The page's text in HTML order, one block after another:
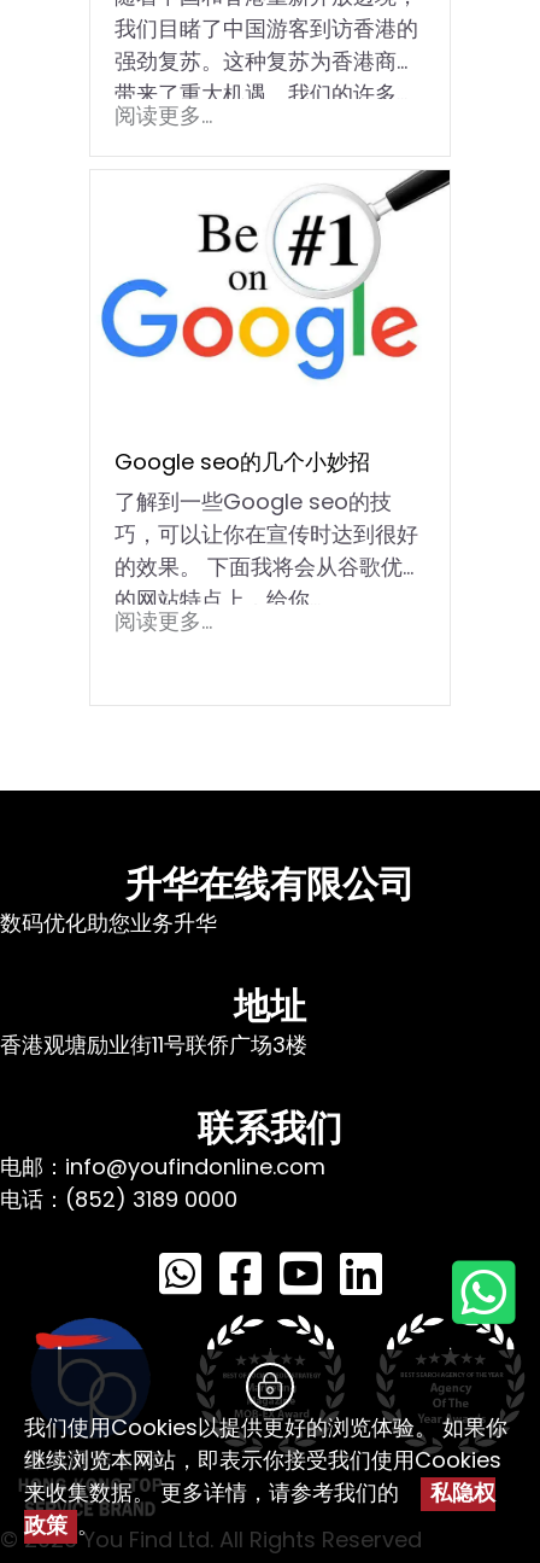
我们目睹了中国游客到访香港的
强劲复苏。这种复苏为香港商界
带来了重大机遇。我们的许多…
阅读更多...
Google seo的几个小妙招
了解到一些Google seo的技
巧，可以让你在宣传时达到很好
的效果。 下面我将会从谷歌优化
的网站特点上，给你...
阅读更多...
升华在线有限公司
数码优化助您业务升华
地址
香港观塘励业街11号联侨广场3楼
联系我们
电邮：info@youfindonline.com
电话：(852) 3189 0000
© 2026 You Find Ltd. All Rights Reserved
我们使用Cookies以提供更好的浏览体验。 如果你
继续浏览本网站，即表示你接受我们使用Cookies
来收集数据。 更多详情，请参考我们的
私隐权
政策 。